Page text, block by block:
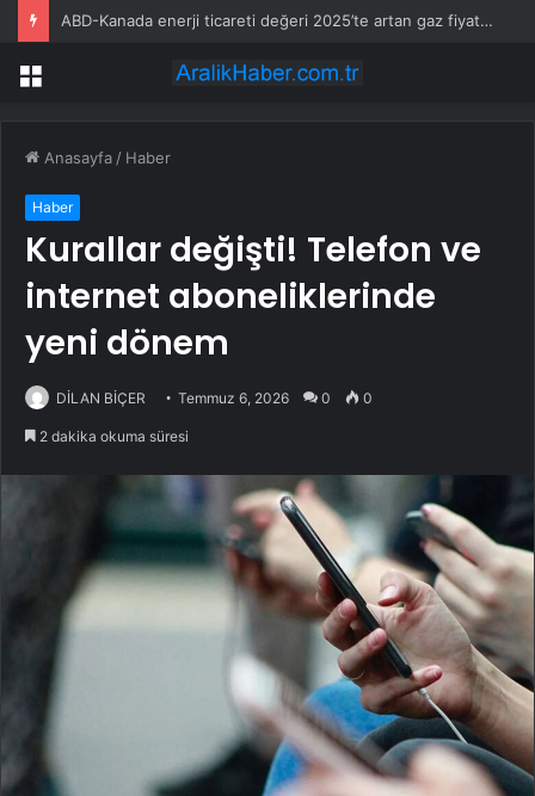
ABD-Kanada enerji ticareti değeri 2025’te artan gaz fiyatlarıyla yükseldi
Menü
Anasayfa / Haber
Haber
Kurallar değişti! Telefon ve
internet aboneliklerinde
yeni dönem
DİLAN BİÇER Temmuz 6, 2026 0 0
2 dakika okuma süresi